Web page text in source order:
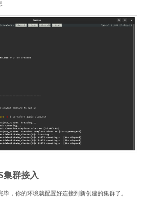
集群接入
毕，你的环境就配置好连接到新创建的集群了。